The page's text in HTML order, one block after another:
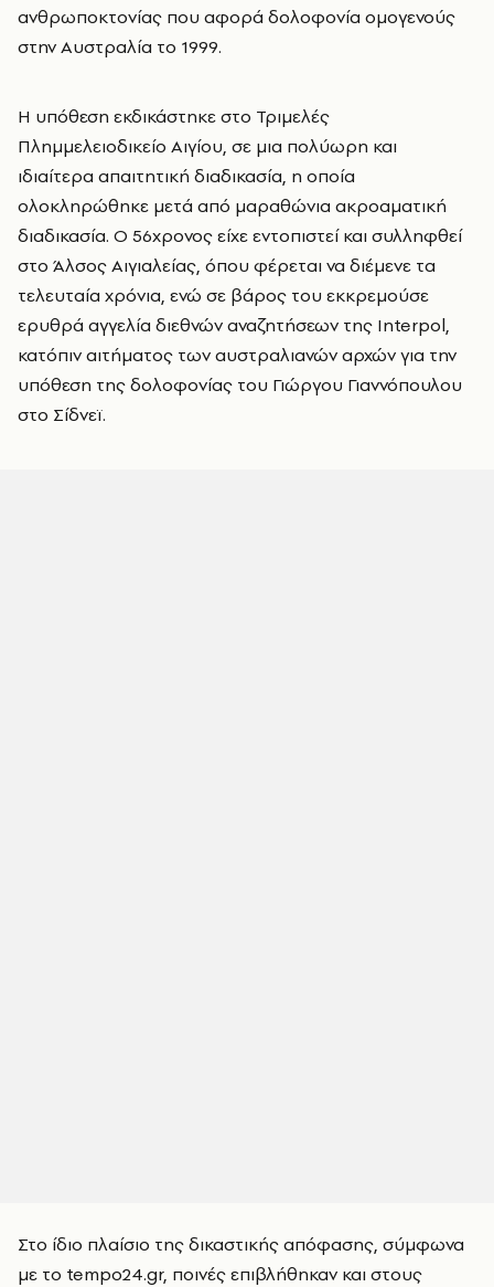
ανθρωποκτονίας που αφορά δολοφονία ομογενούς
στην Αυστραλία το 1999.
Η υπόθεση εκδικάστηκε στο Τριμελές
Πλημμελειοδικείο Αιγίου, σε μια πολύωρη και
ιδιαίτερα απαιτητική διαδικασία, η οποία
ολοκληρώθηκε μετά από μαραθώνια ακροαματική
διαδικασία. Ο 56χρονος είχε εντοπιστεί και συλληφθεί
στο Άλσος Αιγιαλείας, όπου φέρεται να διέμενε τα
τελευταία χρόνια, ενώ σε βάρος του εκκρεμούσε
ερυθρά αγγελία διεθνών αναζητήσεων της Interpol,
κατόπιν αιτήματος των αυστραλιανών αρχών για την
υπόθεση της δολοφονίας του Γιώργου Γιαννόπουλου
στο Σίδνεϊ.
Στο ίδιο πλαίσιο της δικαστικής απόφασης, σύμφωνα
με το tempo24.gr, ποινές επιβλήθηκαν και στους